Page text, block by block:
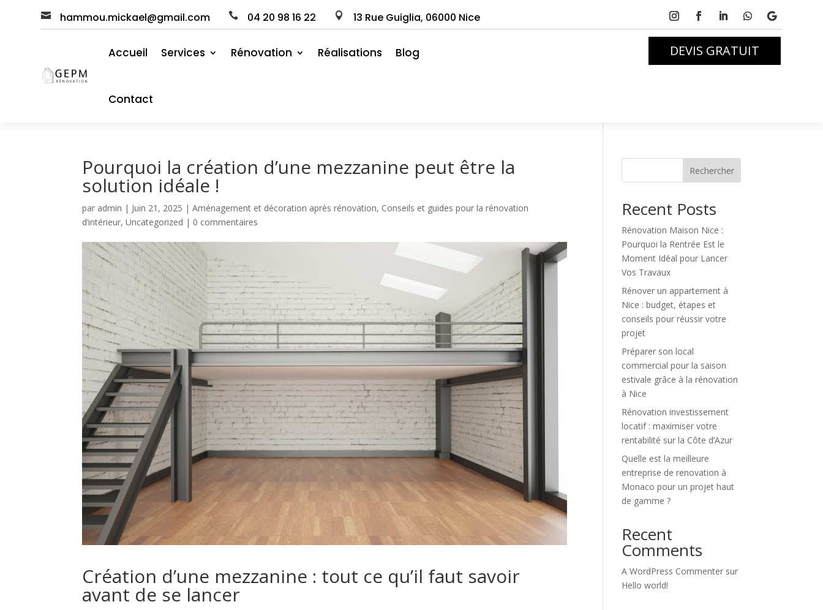
 hammou.mickael@gmail.com  04 20 9816 22  13 Rue Guiglia, 06000 Nice
Accueil Services Rénovation Réalisations Blog
Contact
DEVIS GRATUIT
Pourquoi la création d’une mezzanine peut être la
solution idéale !
par admin | Juin 21, 2025 |Aménagement et décoration après rénovation, Conseils et guides pour la rénovation
d’intérieur,Uncategorized | 0 commentaires
Création d’une mezzanine : tout ce qu’il faut savoir
avant de se lancer
Rechercher
Recent Posts
Rénovation Maison Nice :
Pourquoi la Rentrée Est le
Moment Idéal pour Lancer
Vos Travaux
Rénover un appartement à
Nice : budget, étapes et
conseils pour réussir votre
projet
Préparer son local
commercial pour la saison
estivale grâce à la rénovation
à Nice
Rénovation investissement
locatif : maximiser votre
rentabilité sur la Côte d’Azur
Quelle est la meilleure
entreprise de renovation à
Monaco pour un projet haut
de gamme ?
Recent
Comments
A WordPress Commenter sur
Hello world!